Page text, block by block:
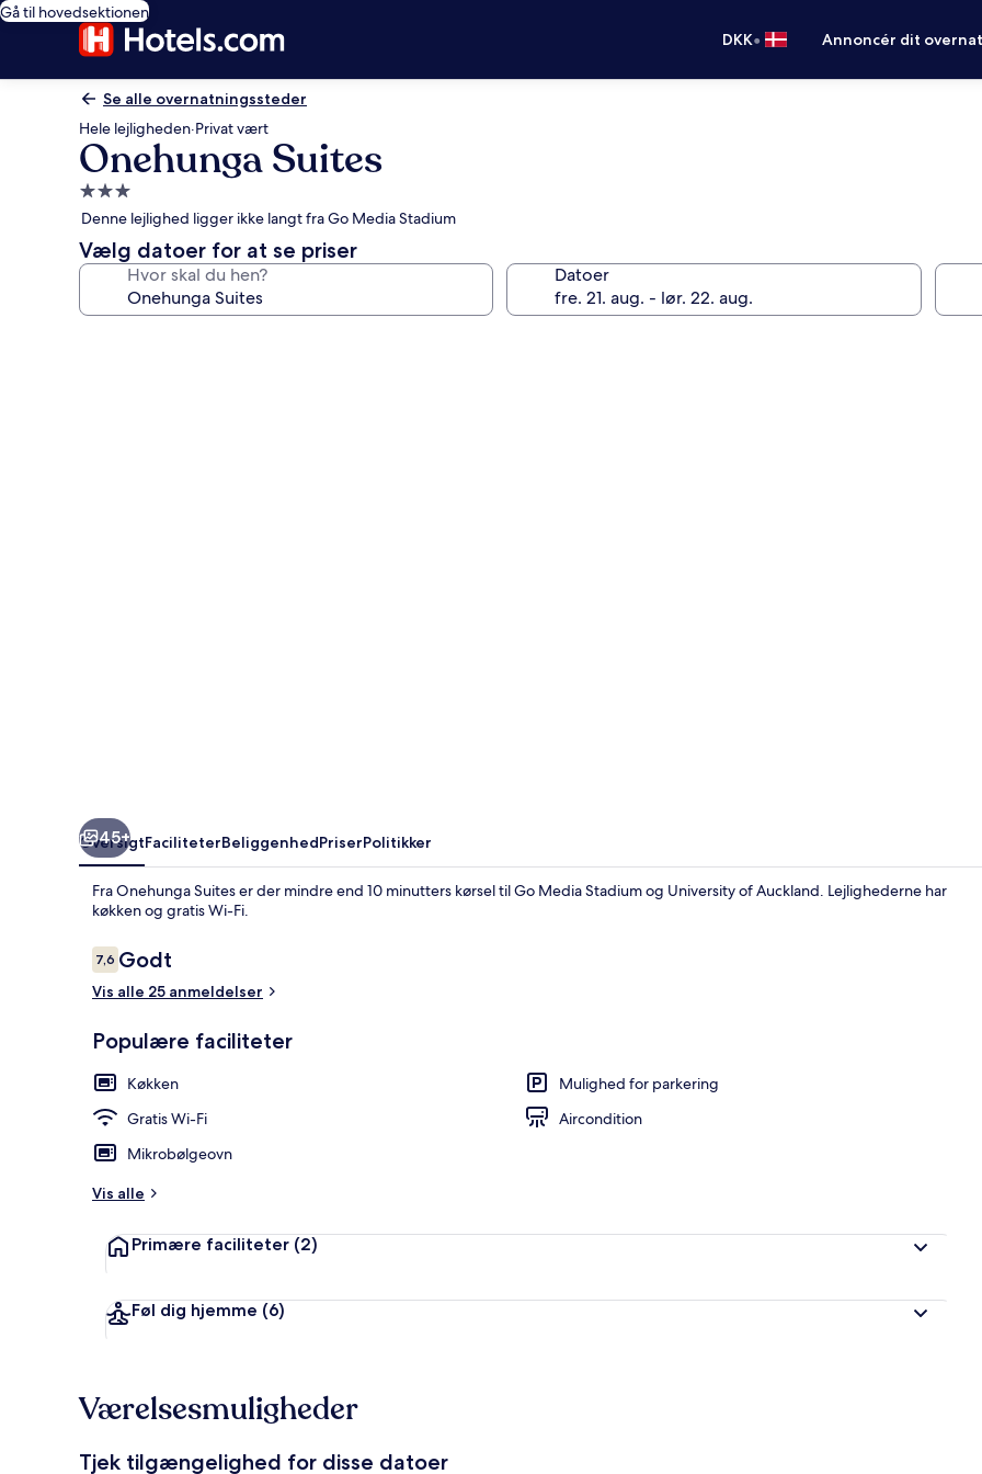
Gå til hovedsektionen
DKK• Annoncér dit
Se alle overnatningssteder
Hele lejligheden·Privat vært
Onehunga Suites
3.0-
stjernet
overnatningssted
Denne lejlighed ligger ikke langt fra Go Media Stadium
Vælg datoer for at se priser
Hvor skal du hen? Datoer
Comfort-lejlighed | Opholdsområde
45+
OversigtFaciliteterBeliggenhedPriserPolitikker
Fra Onehunga Suites er der mindre end 10 minutters kørsel til Go Media Stadium og University of Auckland. Lejlighederne har
køkken og gratis Wi-Fi.
Anmeldelser
7,67,6 ud af 10.
Godt
Vis alle 25 anmeldelser
Populære faciliteter
Køkken
Mulighed for parkering
Gratis Wi-Fi
Aircondition
Mikrobølgeovn
Vis alle
Primære faciliteter (2)
Føl dig hjemme (6)
Værelsesmuligheder
Tjek tilgængelighed for disse datoer